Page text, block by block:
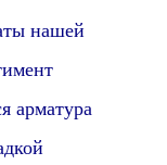
нашей
арматура